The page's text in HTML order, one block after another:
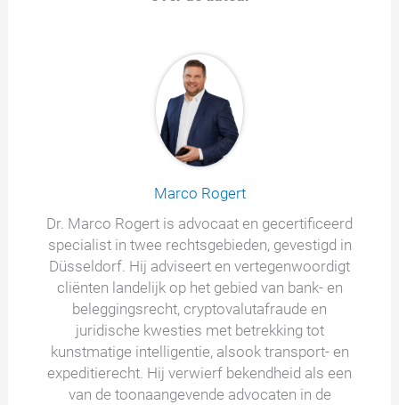
Marco Rogert
Dr. Marco Rogert is advocaat en gecertificeerd
specialist in twee rechtsgebieden, gevestigd in
Düsseldorf. Hij adviseert en vertegenwoordigt
cliënten landelijk op het gebied van bank- en
beleggingsrecht, cryptovalutafraude en
juridische kwesties met betrekking tot
kunstmatige intelligentie, alsook transport- en
expeditierecht. Hij verwierf bekendheid als een
van de toonaangevende advocaten in de